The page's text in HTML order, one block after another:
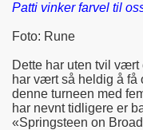
Patti vinker farvel til
Foto: Rune
Dette har uten tvil vært
har vært så heldig å få
denne turneen med
har nevnt tidligere er
«Springsteen on